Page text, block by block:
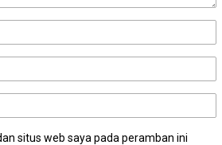
situs web saya pada peramban ini